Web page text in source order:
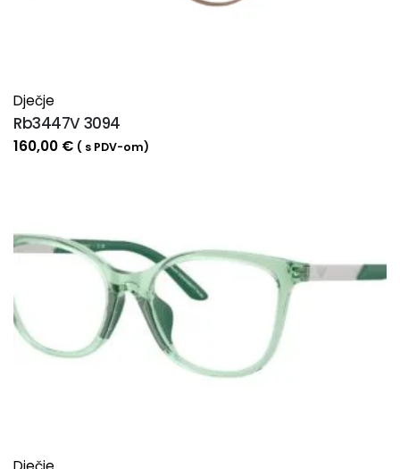
Dječje
Rb3447V 3094
160,00 € ( s PDV-om)